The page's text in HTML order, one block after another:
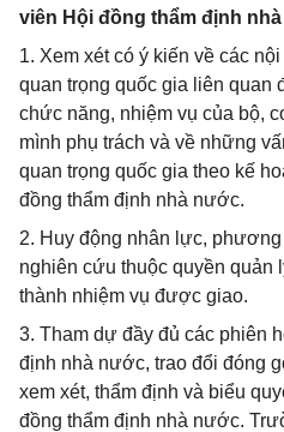
viên Hội đồng thẩm định
1. Xem xét có ý kiến về các
quan trọng quốc gia liên quan
chức năng, nhiệm vụ của bộ,
mình phụ trách và về những
quan trọng quốc gia theo kế
đồng thẩm định nhà nước.
2. Huy động nhân lực,
nghiên cứu thuộc quyền quản
thành nhiệm vụ được giao.
3. Tham dự đầy đủ các phiên
định nhà nước, trao đổi đóng
xem xét, thẩm định và biểu
đồng thẩm định nhà nước.